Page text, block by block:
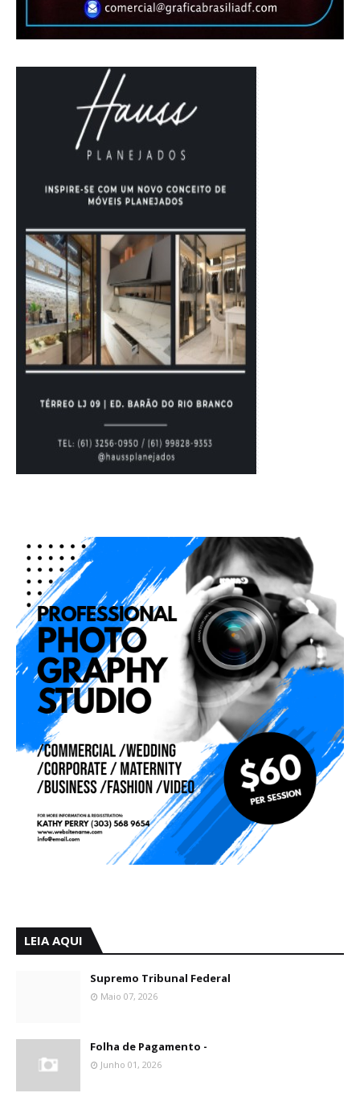
LEIA AQUI
Supremo Tribunal Federal
Maio 07, 2026
Folha de Pagamento -
Junho 01, 2026